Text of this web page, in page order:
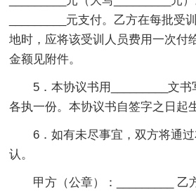
_________元支付。乙方在每批受
地时，应将该受训人员费用一次付
金额见附件。
5．本协议书用_________文
各执一份。本协议书自签字之日起
6．如有未尽事宜，双方将通
认。
甲方（公章）：_________ 乙